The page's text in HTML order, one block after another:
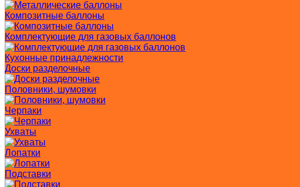
Композитные баллоны
Комплектующие для газовых баллонов
Кухонные принадлежности
Доски разделочные
Половники, шумовки
Черпаки
Ухваты
Лопатки
Подставки